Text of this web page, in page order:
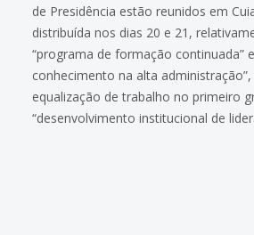
de Presidência estão reunidos em
distribuída nos dias 20 e 21,
“programa de formação continuada”
conhecimento na alta
equalização de trabalho no primeiro
“desenvolvimento institucional de